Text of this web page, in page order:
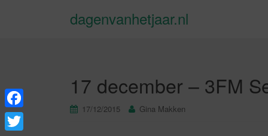
dagenvanhetjaar.nl
17 december – 3FM
17/12/2015 Gina Makken
F